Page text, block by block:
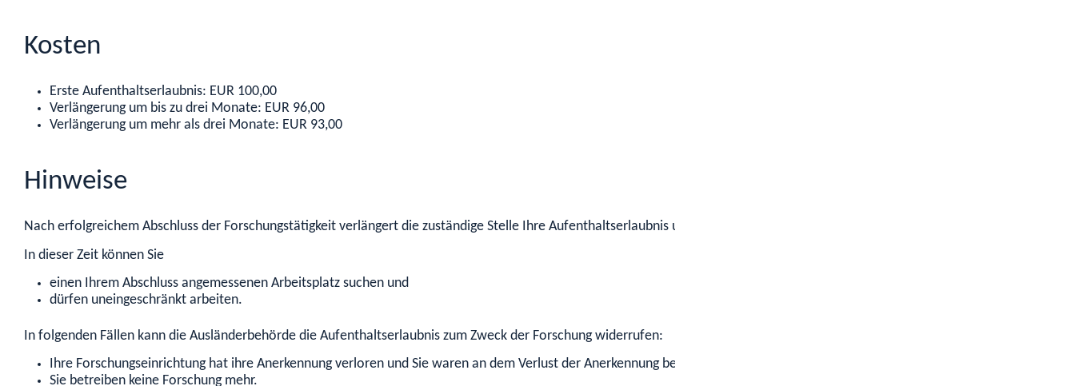
Kosten
Erste Aufenthaltserlaubnis: EUR 100,00
Verlängerung um bis zu drei Monate: EUR 96,00
Verlängerung um mehr als drei Monate: EUR 93,00
Hinweise
Nach erfolgreichem Abschluss der Forschungstätigkeit verlängert die zuständige Stelle Ihre Aufenthaltserlaubnis unter bestimmten Voraussetzungen um bis zu 9 Monate.
In dieser Zeit können Sie
einen Ihrem Abschluss angemessenen Arbeitsplatz suchen und
dürfen uneingeschränkt arbeiten.
In folgenden Fällen kann die Ausländerbehörde die Aufenthaltserlaubnis zum Zweck der Forschung widerrufen:
Ihre Forschungseinrichtung hat ihre Anerkennung verloren und Sie waren an dem Verlust der Anerkennung beteiligt.
Sie betreiben keine Forschung mehr.